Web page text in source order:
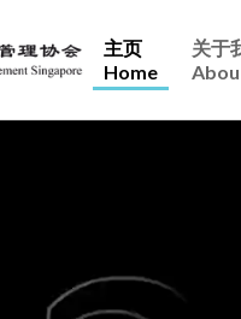
主页
Home
关于